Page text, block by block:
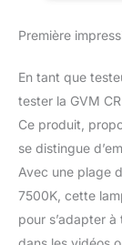
Première
En tant que
tester la GVM
Ce produit,
se distingue
Avec une plage
7500K, cette
pour s’adapter